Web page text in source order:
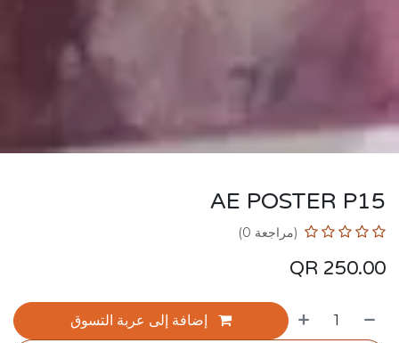
AE POSTER P15
(مراجعة 0)
250.00
إضافة إلى عربة التسوق